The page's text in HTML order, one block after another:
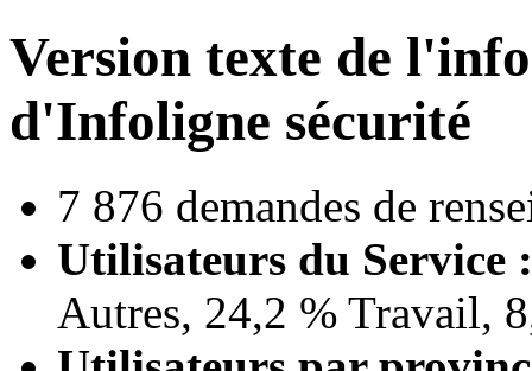
Version texte de
d'Infoligne sécurité
7 876 demandes de
Utilisateurs du Service :
Autres, 24,2 % Travail,